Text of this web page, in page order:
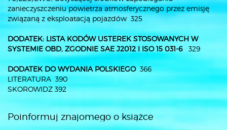
zanieczyszczeniu powietrza atmosferycznego przez emisję
związaną z eksploatacją pojazdów 325
DODATEK: LISTA KODÓW USTEREK STOSOWANYCH W
SYSTEMIE OBD, ZGODNIE SAE J2012 I ISO 15 031-6329
DODATEK DO WYDANIA POLSKIEGO366
LITERATURA 390
SKOROWIDZ 392
Poinformuj znajomego o książce